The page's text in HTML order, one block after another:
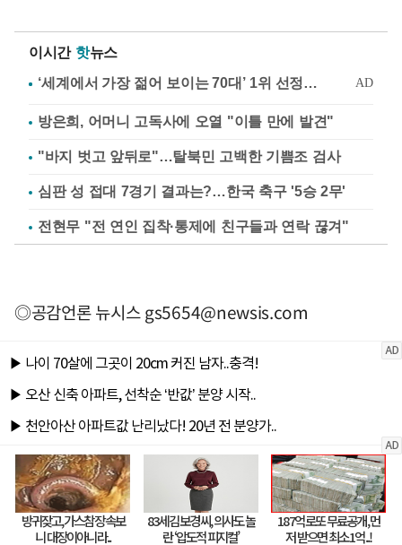
이시간 핫뉴스
방은희, 어머니 고독사에 오열 "이틀 만에 발견"
"바지 벗고 앞뒤로"…탈북민 고백한 기쁨조 검사
심판 성 접대 7경기 결과는?…한국 축구 '5승 2무'
전현무 "전 연인 집착·통제에 친구들과 연락 끊겨"
◎공감언론 뉴시스gs5654@newsis.com